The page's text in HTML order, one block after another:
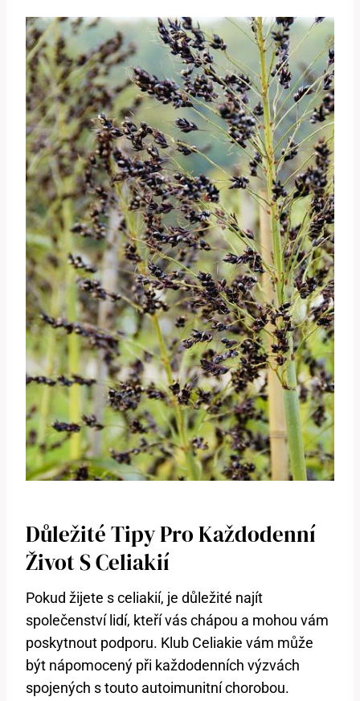
Důležité Tipy Pro Každodenní
Život S Celiakií
Pokud žijete s celiakií, je důležité najít
společenství lidí, kteří vás chápou a mohou vám
poskytnout podporu. Klub Celiakie vám může
být nápomocený při každodenních výzvách
spojených s touto autoimunitní chorobou.